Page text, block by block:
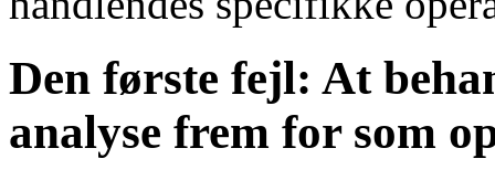
Den første fejl: At
analyse frem for som